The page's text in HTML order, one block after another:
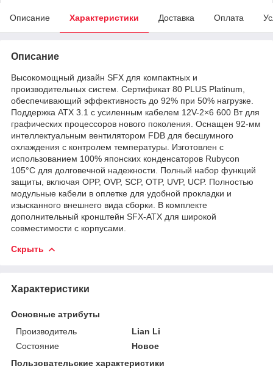
Описание Характеристики Доставка Оплата
Описание
Высокомощный дизайн SFX для компактных и
производительных систем. Сертификат 80 PLUS Platinum,
обеспечивающий эффективность до 92% при 50% нагрузке.
Поддержка ATX 3.1 с усиленным кабелем 12V-2×6 600 Вт для
графических процессоров нового поколения. Оснащен 92-мм
интеллектуальным вентилятором FDB для бесшумного
охлаждения с контролем температуры. Изготовлен с
использованием 100% японских конденсаторов Rubycon
105°C для долговечной надежности. Полный набор функций
защиты, включая OPP, OVP, SCP, OTP, UVP, UCP. Полностью
модульные кабели в оплетке для удобной прокладки и
изысканного внешнего вида сборки. В комплекте
дополнительный кронштейн SFX-ATX для широкой
совместимости с корпусами.
Скрыть
Характеристики
Основные атрибуты
Производитель
Lian Li
Состояние
Новое
Пользовательские характеристики